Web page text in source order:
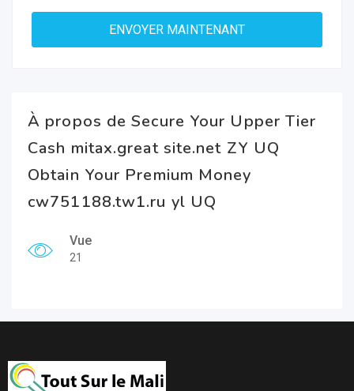
À propos de Secure Your Upper Tier
Cash mitax.great site.net ZY UQ
Obtain Your Premium Money
cw751188.tw1.ru yl UQ
Vue
21